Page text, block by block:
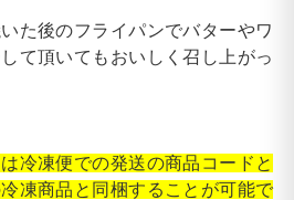
た後のフライパンでバターやワ
て頂いてもおいしく召し上がっ
冷凍便での発送の商品コードと
凍商品と同梱することが可能で